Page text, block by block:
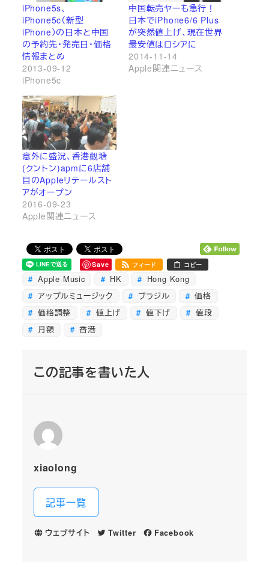
iPhone5s、
iPhone5c（新型
iPhone）の日本と中国
の予約先・発売日・価格
情報まとめ
2013-09-12
iPhone5c
中国転売ヤーも急行！
日本でiPhone6/6 Plus
が突然値上げ、現在世界
最安値はロシアに
2014-11-14
Apple関連ニュース
意外に盛況、香港觀塘
(クントン)apmに6店舗
目のAppleリテールスト
アがオープン
2016-09-23
Apple関連ニュース
Save フィード コピー
Apple Music HK
Hong Kong
アップルミュージック
ブラジル
価格
価格調整
値上げ 値下げ
値段
月額
香港
この記事を書いた人
xiaolong
記事一覧
ウェブサイト Twitter Facebook